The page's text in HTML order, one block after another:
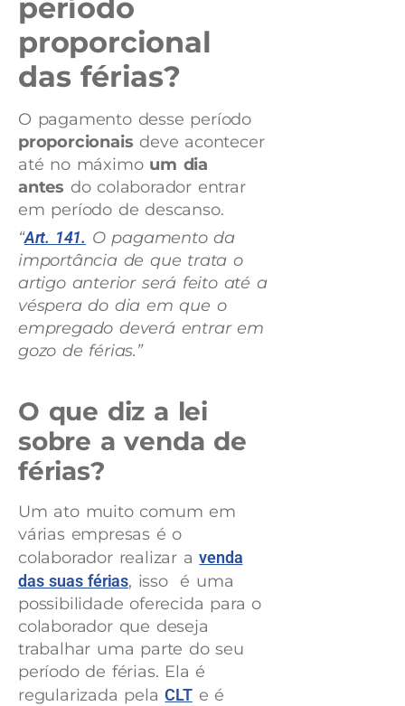
período
proporcional
das férias?
O pagamento desse período
proporcionais deve acontecer
até no máximo um dia
antes do colaborador entrar
em período de descanso.
“Art. 141. O pagamento da
importância de que trata o
artigo anterior será feito até a
véspera do dia em que o
empregado deverá entrar em
gozo de férias.”
O que diz a lei
sobre a venda de
férias?
Um ato muito comum em
várias empresas é o
colaborador realizar avenda
das suas férias, isso é uma
possibilidade oferecida para o
colaborador que deseja
trabalhar uma parte do seu
período de férias. Ela é
regularizada pelaCLTe é